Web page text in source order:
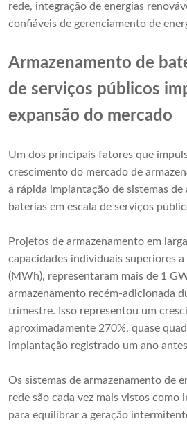
rede, integração de energias
confiáveis ​​de gerenciamento de
Armazenamento de
de serviços públicos
expansão do mercado
Um dos principais fatores que
crescimento do mercado de
a rápida implantação de sistemas de
baterias em escala de serviços
Projetos de armazenamento em
capacidades individuais superiores
(MWh), representaram mais de 1
armazenamento recém-adicionada
trimestre. Isso representou um
aproximadamente 270%, quase
implantação registrado um ano
Os sistemas de armazenamento de
rede são cada vez mais vistos
para equilibrar a geração